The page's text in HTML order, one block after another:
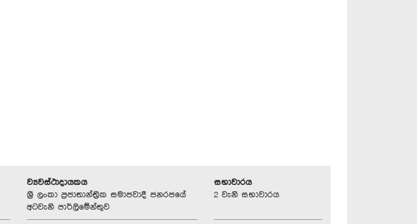
ව්‍යවස්ථාදායකය
ශ්‍රී ලංකා ප්‍රජාතාන්ත්‍රික සමාජවාදී ජනරජයේ
අටවැනි පාර්ලිමේන්තුව
සභාවාරය
2 වැනි සභාවාරය